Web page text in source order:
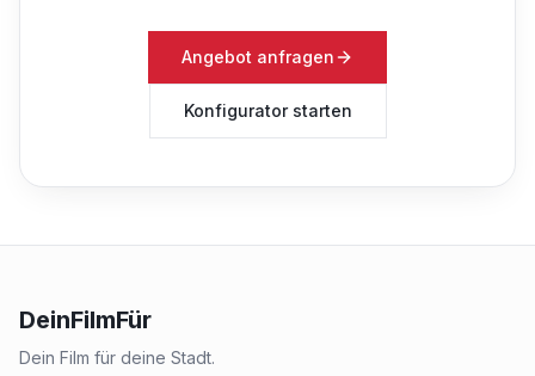
Angebot anfragen
Konfigurator starten
DeinFilmFür
Dein Film für deine Stadt.